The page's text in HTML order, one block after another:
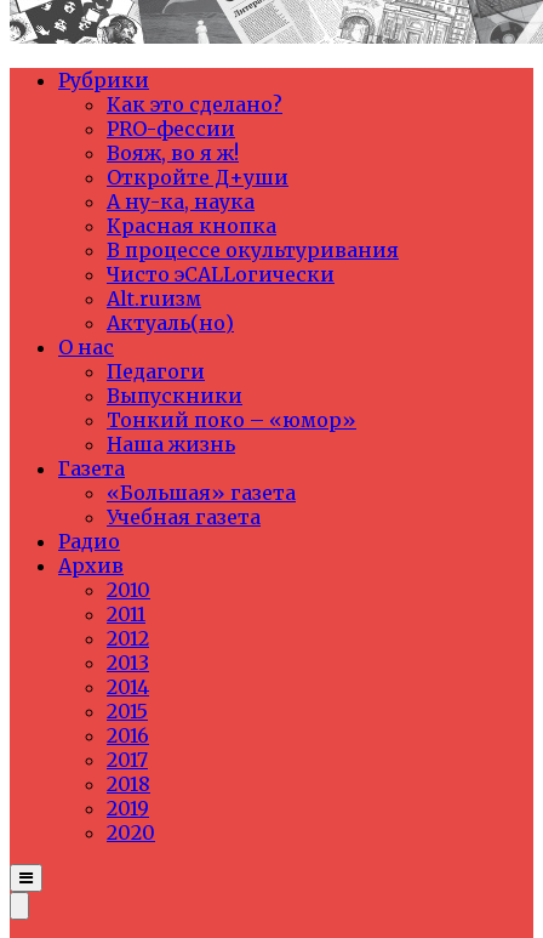
Рубрики
Как это сделано?
PRO-фессии
Вояж, во я ж!
Откройте Д+уши
А ну-ка, наука
Красная кнопка
В процессе окультуривания
Чисто эCALLогически
Alt.ruизм
Актуаль(но)
О нас
Педагоги
Выпускники
Тонкий поко – «юмор»
Наша жизнь
Газета
«Большая» газета
Учебная газета
Радио
Архив
2010
2011
2012
2013
2014
2015
2016
2017
2018
2019
2020